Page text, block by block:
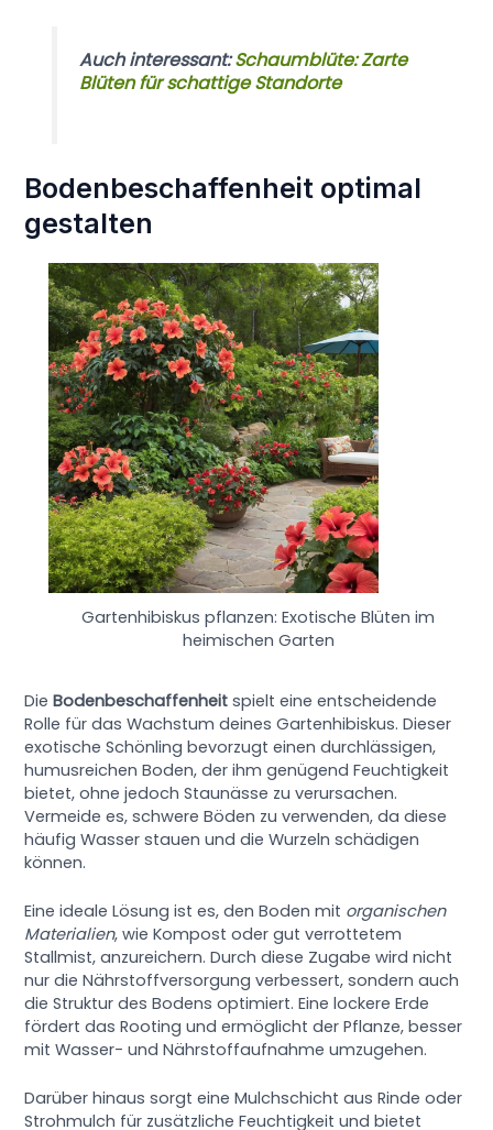
Auch interessant:Schaumblüte: Zarte
Blüten für schattige Standorte
Bodenbeschaffenheit optimal
gestalten
Gartenhibiskus pflanzen: Exotische Blüten im
heimischen Garten
DieBodenbeschaffenheit spielt eine entscheidende
Rolle für das Wachstum deines Gartenhibiskus. Dieser
exotische Schönling bevorzugt einen durchlässigen,
humusreichen Boden, der ihm genügend Feuchtigkeit
bietet, ohne jedoch Staunässe zu verursachen.
Vermeide es, schwere Böden zu verwenden, da diese
häufig Wasser stauen und die Wurzeln schädigen
können.
Eine ideale Lösung ist es, den Boden mit organischen
Materialien, wie Kompost oder gut verrottetem
Stallmist, anzureichern. Durch diese Zugabe wird nicht
nur die Nährstoffversorgung verbessert, sondern auch
die Struktur des Bodens optimiert. Eine lockere Erde
fördert das Rooting und ermöglicht der Pflanze, besser
mit Wasser- und Nährstoffaufnahme umzugehen.
Darüber hinaus sorgt eine Mulchschicht aus Rinde oder
Strohmulch für zusätzliche Feuchtigkeit und bietet